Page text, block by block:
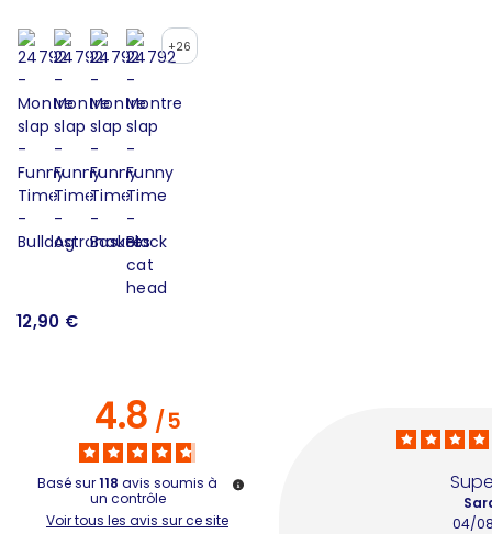
+26
12,90 €
4.8/5
Basé sur118 avis soumis à
un contrôle
Voir tous les avis sur ce site
04/